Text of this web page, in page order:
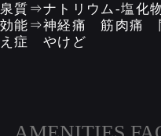
泉質⇒ナトリウム-塩化
効能⇒神経痛 筋肉痛
え症 やけど